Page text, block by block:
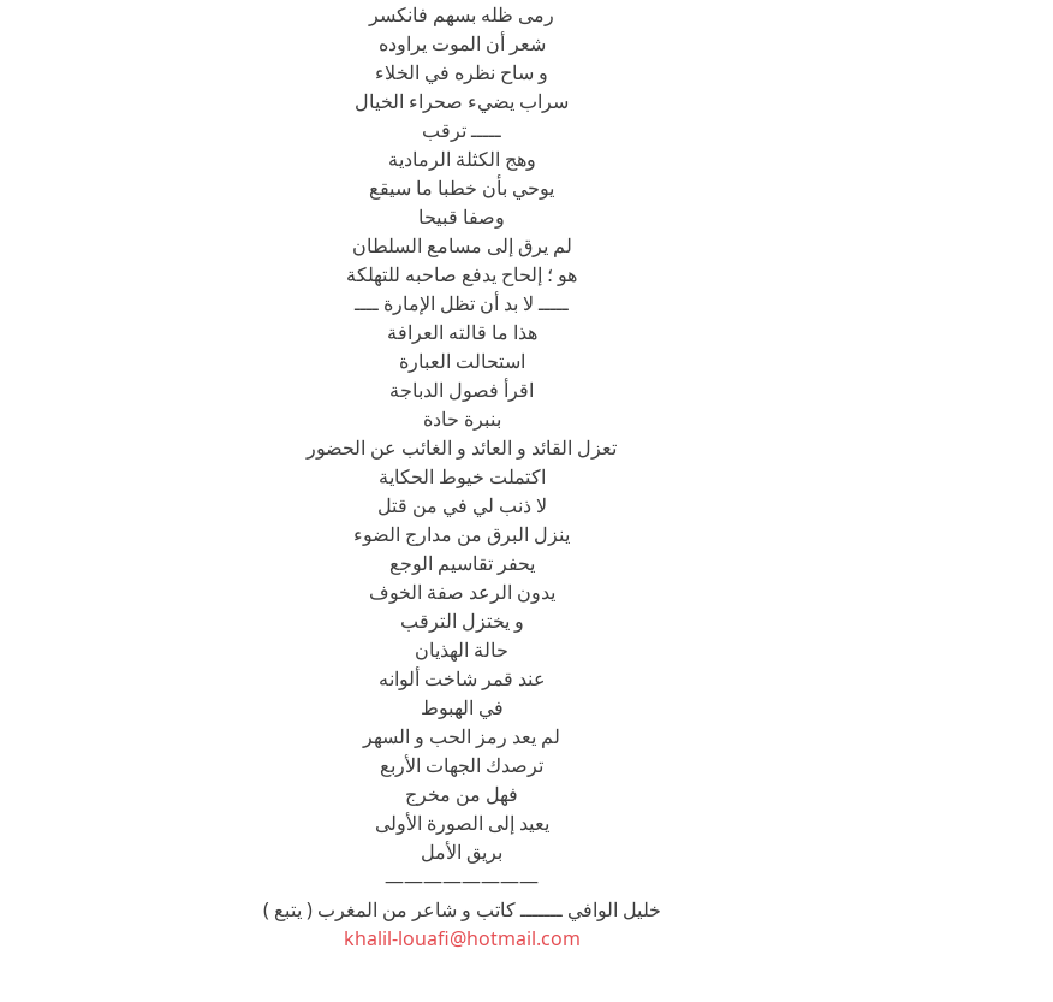
رمى ظله بسهم فانكسر
شعر أن الموت يراوده
و ساح نظره في الخلاء
سراب يضيء صحراء الخيال
ـــــ ترقب
وهج الكثلة الرمادية
يوحي بأن خطبا ما سيقع
وصفا قبيحا
لم يرق إلى مسامع السلطان
هو ؛ إلحاح يدفع صاحبه للتهلكة
ـــــ لا بد أن تظل الإمارة ــــ
هذا ما قالته العرافة
استحالت العبارة
اقرأ فصول الدباجة
بنبرة حادة
تعزل القائد و العائد و الغائب عن الحضور
اكتملت خيوط الحكاية
لا ذنب لي في من قتل
ينزل البرق من مدارج الضوء
يحفر تقاسيم الوجع
يدون الرعد صفة الخوف
و يختزل الترقب
حالة الهذيان
عند قمر شاخت ألوانه
في الهبوط
لم يعد رمز الحب و السهر
ترصدك الجهات الأربع
فهل من مخرج
يعيد إلى الصورة الأولى
بريق الأمل
————————
خليل الوافي ـــــــ كاتب و شاعر من المغرب ( يتبع )
khalil-louafi@hotmail.com